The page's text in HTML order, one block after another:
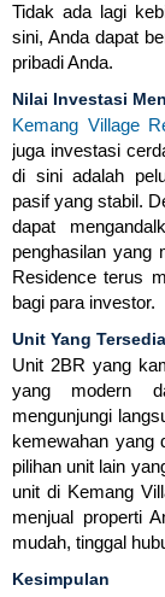
Tidak ada lagi
sini, Anda dapat
pribadi Anda.
Nilai Investasi
Kemang Village
juga investasi
di sini adalah
pasif yang stabil.
dapat
penghasilan yang
Residence terus
bagi para investor.
Unit Yang Tersedia
Unit 2BR yang
yang modern
mengunjungi
kemewahan yang
pilihan unit lain
unit di Kemang
menjual properti
mudah, tinggal
Kesimpulan